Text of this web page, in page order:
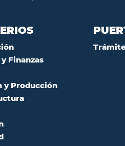
Finanzas
y Producción